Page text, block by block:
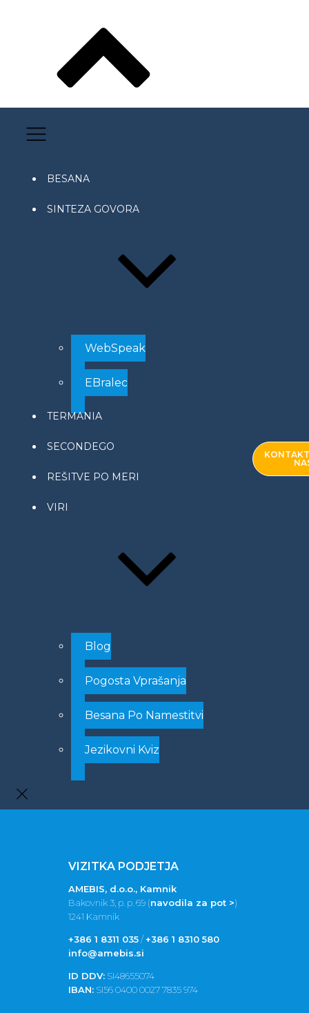
BESANA
SINTEZA GOVORA
WebSpeak
EBralec
TERMANIA
SECONDEGO
REŠITVE PO MERI
VIRI
Blog
Pogosta Vprašanja
Besana Po Namestitvi
Jezikovni Kviz
VIZITKA PODJETJA
AMEBIS, d.o.o., Kamnik
Bakovnik 3, p. p. 69 (navodila za pot >)
1241 Kamnik
+386 1 8311 035/+386 1 8310 580
info@amebis.si
ID DDV: SI48655074
IBAN: SI56 0400 0027 7835 974